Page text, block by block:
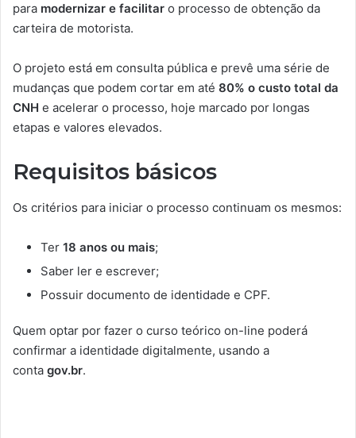
para modernizar e facilitar o processo de obtenção da
carteira de motorista.
O projeto está em consulta pública e prevê uma série de
mudanças que podem cortar em até 80% o custo total da
CNH e acelerar o processo, hoje marcado por longas
etapas e valores elevados.
Requisitos básicos
Os critérios para iniciar o processo continuam os mesmos:
Ter 18 anos ou mais;
Saber ler e escrever;
Possuir documento de identidade e CPF.
Quem optar por fazer o curso teórico on-line poderá
confirmar a identidade digitalmente, usando a
conta gov.br.